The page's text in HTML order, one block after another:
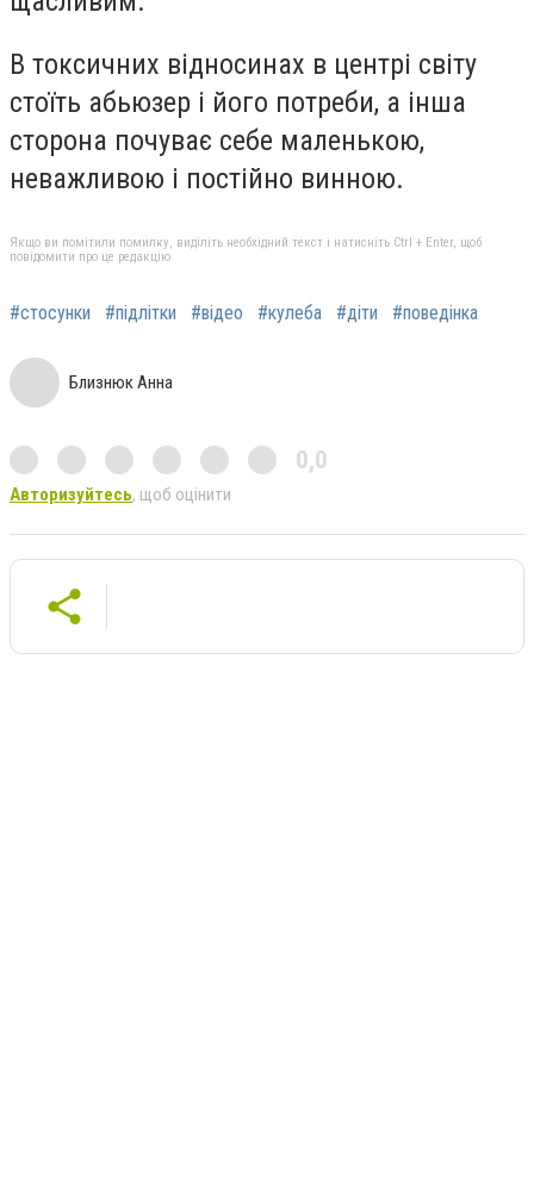
В токсичних відносинах в центрі світу
стоїть абьюзер і його потреби, а інша
сторона почуває себе маленькою,
неважливою і постійно винною.
Якщо ви помітили помилку, виділіть необхідний текст і натисніть Ctrl + Enter, щоб
повідомити про це редакцію
#стосунки #підлітки #відео #кулеба #діти #поведінка
Близнюк Анна
0,0
Авторизуйтесь, щоб оцінити